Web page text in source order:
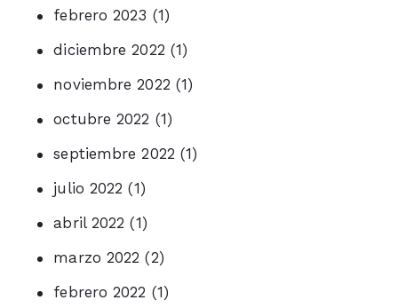
febrero 2023 (1)
diciembre 2022 (1)
noviembre 2022 (1)
octubre 2022 (1)
septiembre 2022 (1)
julio 2022 (1)
abril 2022 (1)
marzo 2022 (2)
febrero 2022 (1)